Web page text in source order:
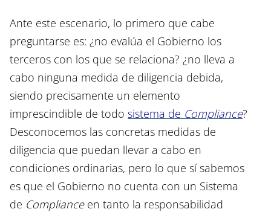
Ante este escenario, lo primero que cabe
preguntarse es: ¿no evalúa el Gobierno los
terceros con los que se relaciona? ¿no lleva a
cabo ninguna medida de diligencia debida,
siendo precisamente un elemento
imprescindible de todo sistema de Compliance?
Desconocemos las concretas medidas de
diligencia que puedan llevar a cabo en
condiciones ordinarias, pero lo que sí sabemos
es que el Gobierno no cuenta con un Sistema
de Compliance en tanto la responsabilidad